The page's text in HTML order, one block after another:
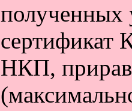
полученных
сертификат
НКП,